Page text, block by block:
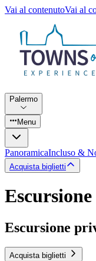
Vai al contenutoVai al
Palermo
Menu
PanoramicaIncluso &
Acquista biglietti
Escursione
Acquista biglietti